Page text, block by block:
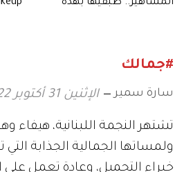
المشاهير.. طبقيها بهذه
#جمالك
سارة سمير الإثنين 31 أكتوبر 2022 11:56
تشتهر النجمة اللبنانية، هيفاء
ولمساتها الجمالية الجذابة
خبراء التجميل، وعادة تعمل على